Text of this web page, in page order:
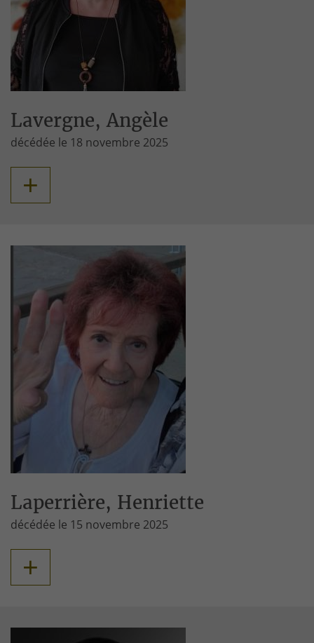
Lavergne, Angèle
décédée le 18 novembre 2025
+
Laperrière, Henriette
décédée le 15 novembre 2025
+